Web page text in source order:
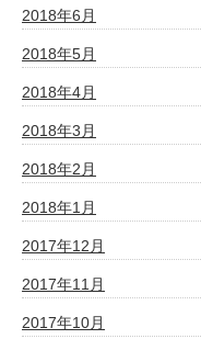
2018年6月
2018年5月
2018年4月
2018年3月
2018年2月
2018年1月
2017年12月
2017年11月
2017年10月